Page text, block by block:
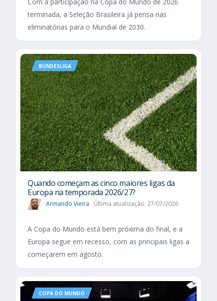
terminada, a Seleção Brasileira já pensa nas
eliminatórias para o Mundial de 2030.
BUNDESLIGA
Quando começam as cinco maiores ligas da
Europa na temporada 2026/27?
Armando Vieira Última atualização: 27/07/2026
A Copa do Mundo está bem próxima do final, e a
Europa segue em recesso, com as principais ligas a
começarem em agosto.
COPA DO MUNDO